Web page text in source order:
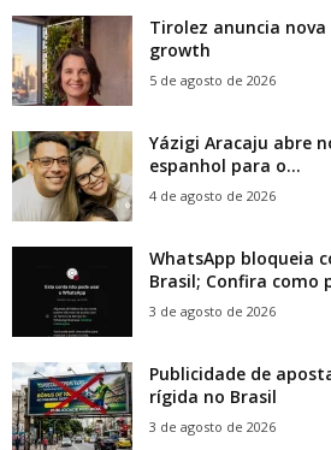
Tirolez anuncia
growth
5 de agosto de 2026
Yázigi Aracaju abre
espanhol para o...
4 de agosto de 2026
WhatsApp bloqueia
Brasil; Confira como
3 de agosto de 2026
Publicidade de
rígida no Brasil
3 de agosto de 2026